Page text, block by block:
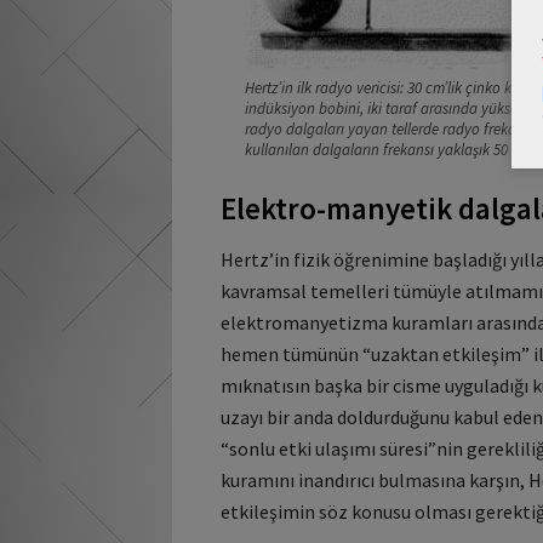
Hertz’in ilk radyo vericisi: 30 cm’lik çinko
indüksiyon bobini, iki taraf arasında yüksek bir
radyo dalgaları yayan tellerde radyo frekansı
kullanılan dalgaların frekansı yaklaşık 50 MHz
Elektro-manyetik
Hertz’in fizik öğrenimine başladığı
kavramsal temelleri tümüyle
elektromanyetizma kuramları
hemen tümünün “uzaktan etkileşim”
mıknatısın başka bir cisme
uzayı bir anda doldurduğunu kabul
“sonlu etki ulaşımı süresi”nin
kuramını inandırıcı bulmasına
etkileşimin söz konusu olması